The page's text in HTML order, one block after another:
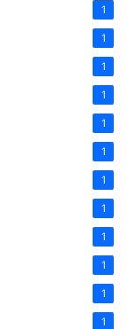
1
1
1
1
1
1
1
1
1
1
1
1